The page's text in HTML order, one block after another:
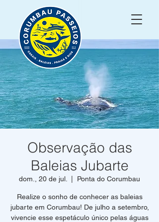
Observação das
Baleias Jubarte
dom., 20 de jul. Ponta do Corumbau
Realize o sonho de conhecer as baleias
jubarte em Corumbau! De julho a setembro,
vivencie esse espetáculo único pelas águas